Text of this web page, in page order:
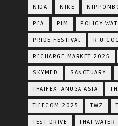
NIDA NIKE
PEA PIM POLICY
PRIDE FESTIVAL R U
RECHARGE MARKET 2025
SKYMED SANCTUARY
THAIFEX–ANUGA ASIA
TIFFCOM 2025 TWZ
TEST DRIVE THAI WATER